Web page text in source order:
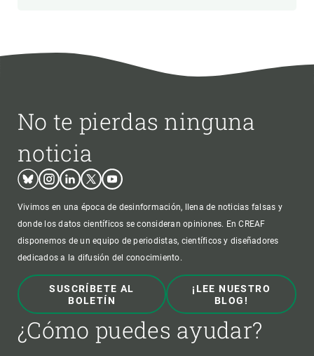
No te pierdas ninguna
noticia
BlueskyInstagram
LinkedinTwitterYoutube
Vivimos en una época de desinformación, llena de noticias falsas y
donde los datos científicos se consideran opiniones. En CREAF
disponemos de un equipo de periodistas, científicos y diseñadores
dedicados a la difusión del conocimiento.
SUSCRÍBETE AL
BOLETÍN
¡LEE NUESTRO
BLOG!
¿Cómo puedes ayudar?